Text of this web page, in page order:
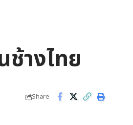
างไทย
Share